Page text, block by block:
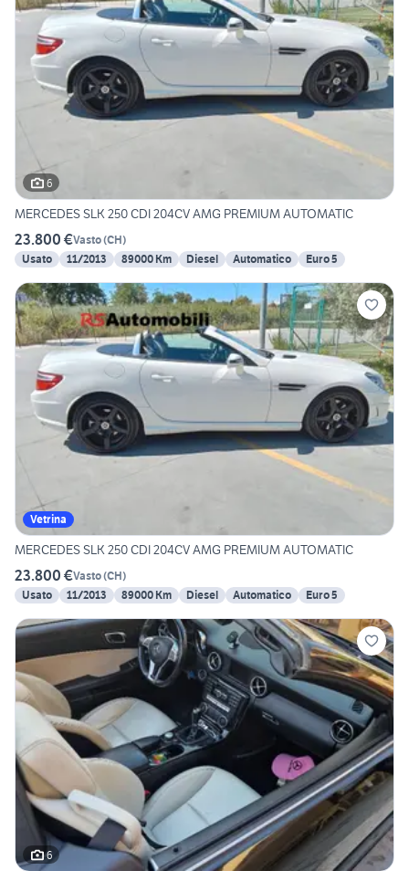
6
MERCEDES SLK 250 CDI 204CV AMG PREMIUM AUTOMATIC
23.800 €Vasto(CH)
Usato
11/2013 89000 Km Diesel Automatico Euro 5
Vetrina
MERCEDES SLK 250 CDI 204CV AMG PREMIUM AUTOMATIC
23.800 €Vasto(CH)
Usato
11/2013 89000 Km Diesel Automatico Euro 5
6